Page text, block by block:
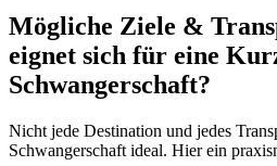
Mögliche Ziele &
eignet sich für eine
Schwangerschaft?
Nicht jede Destination und jedes
Schwangerschaft ideal. Hier ein